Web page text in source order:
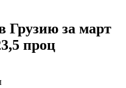
Грузию за март
проц